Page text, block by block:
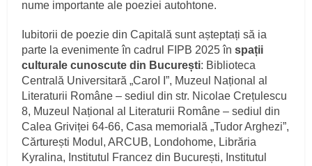
nume importante ale poeziei autohtone.
Iubitorii de poezie din Capitală sunt așteptați să ia
parte la evenimente în cadrul FIPB 2025 înspații
culturale cunoscute din București: Biblioteca
Centrală Universitară „CaroI I”, Muzeul Național al
Literaturii Române – sediul din str. Nicolae Crețulescu
8, Muzeul Național al Literaturii Române – sediul din
Calea Griviței 64-66, Casa memorială „Tudor Arghezi”,
Cărturești Modul, ARCUB, Londohome, Librăria
Kyralina, Institutul Francez din București, Institutul